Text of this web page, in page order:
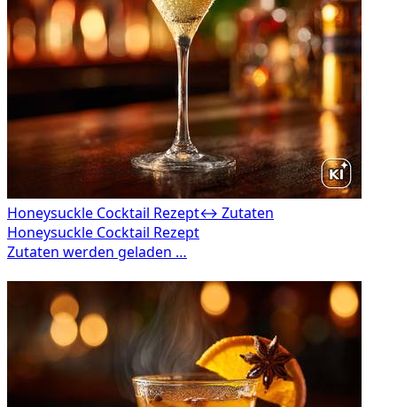
Honeysuckle Cocktail Rezept↔ Zutaten